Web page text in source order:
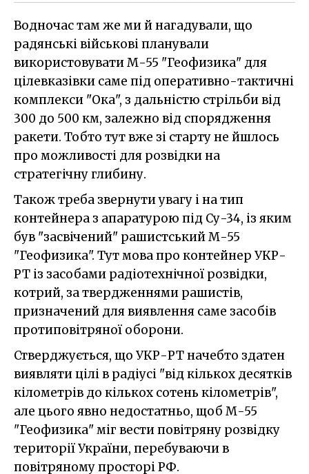
Водночас там же ми й нагадували, що
радянські військові планували
використовувати М-55 "Геофизика" для
цілевказівки саме під оперативно-тактичні
комплекси "Ока", з дальністю стрільби від
300 до 500 км, залежно від спорядження
ракети. Тобто тут вже зі старту не йшлось
про можливості для розвідки на
стратегічну глибину.
Також треба звернути увагу і на тип
контейнера з апаратурою під Су-34, із яким
був "засвічений" рашистський М-55
"Геофизика". Тут мова про контейнер УКР-
РТ із засобами радіотехнічної розвідки,
котрий, за твердженнями рашистів,
призначений для виявлення саме засобів
протиповітряної оборони.
Стверджується, що УКР-РТ начебто здатен
виявляти цілі в радіусі "від кількох десятків
кілометрів до кількох сотень кілометрів",
але цього явно недостатньо, щоб М-55
"Геофизика" міг вести повітряну розвідку
території України, перебуваючи в
повітряному просторі РФ.